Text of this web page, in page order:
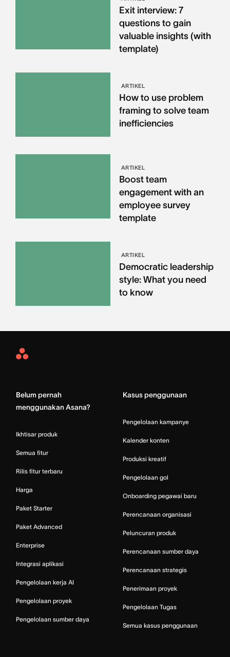
Exit interview: 7
questions to gain
valuable insights (with
template)
ARTIKEL
How to use problem
framing to solve team
inefficiencies
ARTIKEL
Boost team
engagement with an
employee survey
template
ARTIKEL
Democratic leadership
style: What you need
to know
Asana
Belum pernah
menggunakan Asana?
Ikhtisar produk
Semua fitur
Rilis fitur terbaru
Harga
Paket Starter
Paket Advanced
Enterprise
Integrasi aplikasi
Pengelolaan kerja AI
Pengelolaan proyek
Pengelolaan sumber daya
Kasus penggunaan
Pengelolaan kampanye
Kalender konten
Produksi kreatif
Pengelolaan gol
Onboarding pegawai baru
Perencanaan organisasi
Peluncuran produk
Perencanaan sumber daya
Perencanaan strategis
Penerimaan proyek
Pengelolaan Tugas
Semua kasus penggunaan